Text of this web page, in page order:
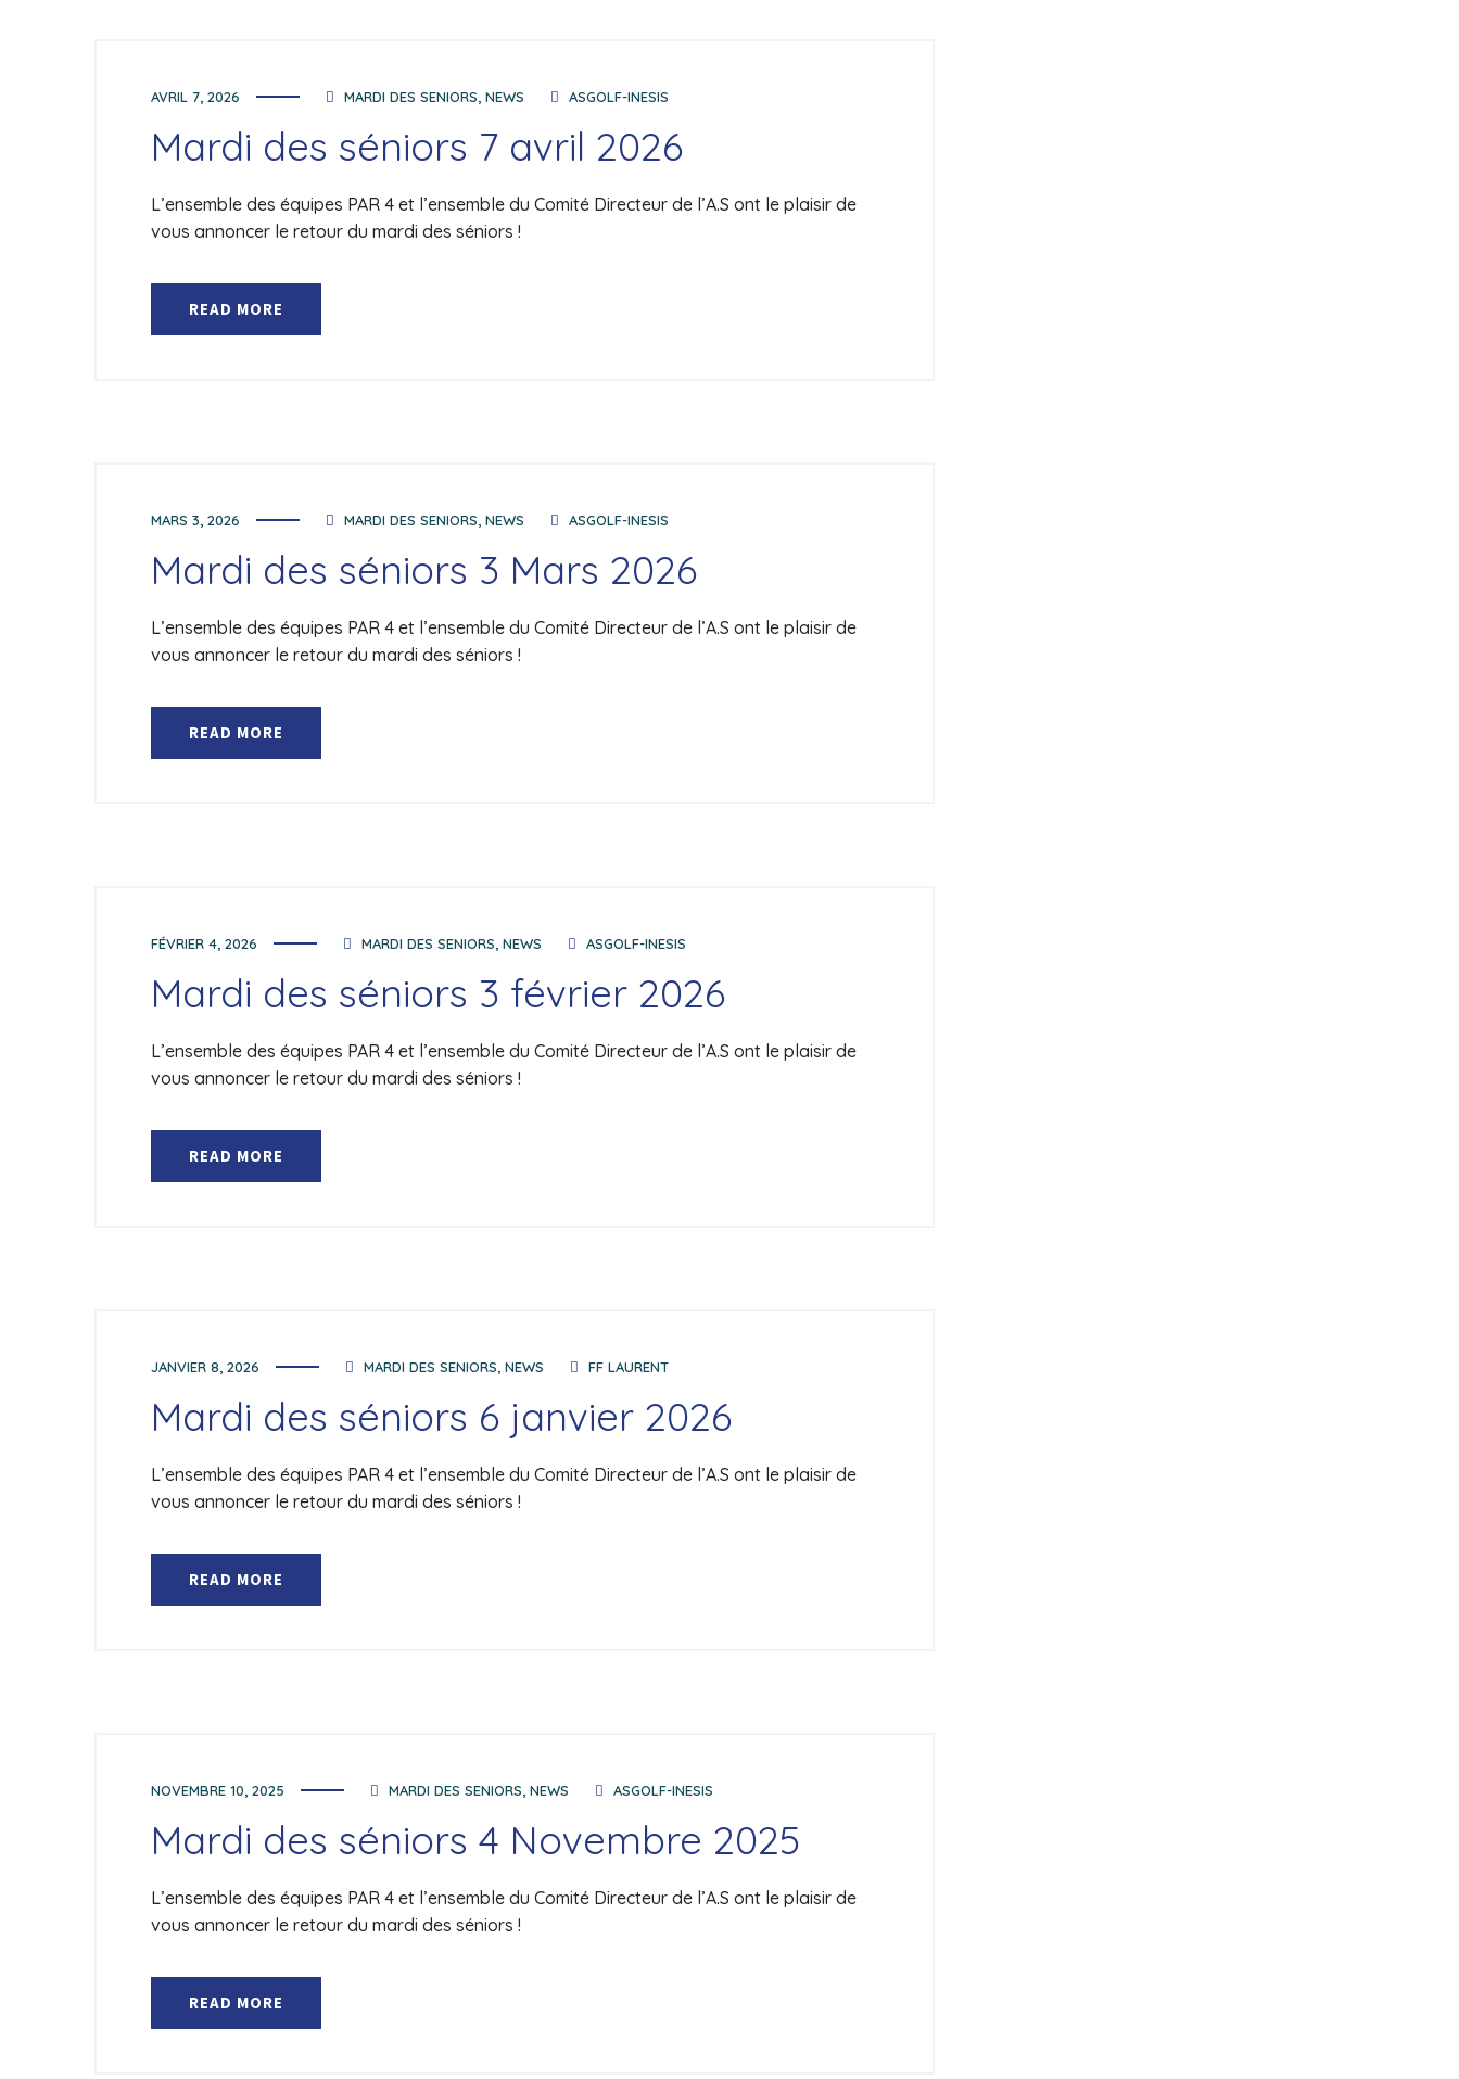
AVRIL 7, 2026 MARDI DES SENIORS,NEWS ASGOLF-INESIS
Mardi des séniors 7 avril 2026
L’ensemble des équipes PAR 4 et l’ensemble du Comité Directeur de l’A.S ont le plaisir de
vous annoncer le retour du mardi des séniors !
READ MORE
MARS 3, 2026 MARDI DES SENIORS,NEWS ASGOLF-INESIS
Mardi des séniors 3 Mars 2026
L’ensemble des équipes PAR 4 et l’ensemble du Comité Directeur de l’A.S ont le plaisir de
vous annoncer le retour du mardi des séniors !
READ MORE
FÉVRIER 4, 2026 MARDI DES SENIORS,NEWS ASGOLF-INESIS
Mardi des séniors 3 février 2026
L’ensemble des équipes PAR 4 et l’ensemble du Comité Directeur de l’A.S ont le plaisir de
vous annoncer le retour du mardi des séniors !
READ MORE
JANVIER 8, 2026 MARDI DES SENIORS,NEWS FF LAURENT
Mardi des séniors 6 janvier 2026
L’ensemble des équipes PAR 4 et l’ensemble du Comité Directeur de l’A.S ont le plaisir de
vous annoncer le retour du mardi des séniors !
READ MORE
NOVEMBRE 10, 2025 MARDI DES SENIORS,NEWS ASGOLF-INESIS
Mardi des séniors 4 Novembre 2025
L’ensemble des équipes PAR 4 et l’ensemble du Comité Directeur de l’A.S ont le plaisir de
vous annoncer le retour du mardi des séniors !
READ MORE